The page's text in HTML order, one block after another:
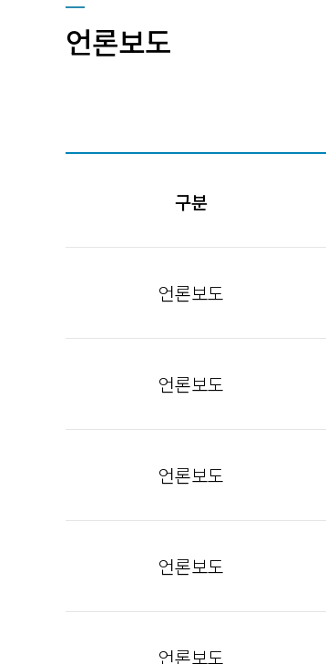
언론보도
구분
언론보도
언론보도
언론보도
언론보도
언론보도